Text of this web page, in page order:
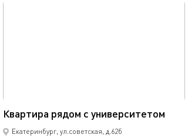
Квартира рядом с университетом
Екатеринбург, ул.советская, д.62б